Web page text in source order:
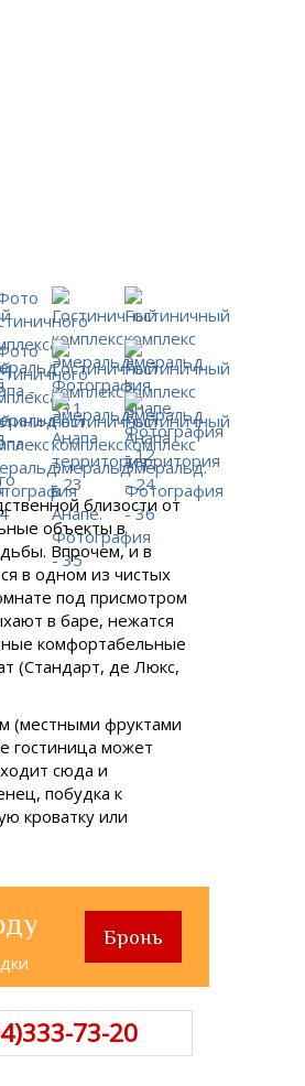
близости от
объекты в
Впрочем, и в
в одном из чистых
под присмотром
в баре, нежатся
комфортабельные
(Стандарт, де Люкс,
(местными фруктами
гостиница может
сюда и
побудка к
кроватку или
Бронь
73-20